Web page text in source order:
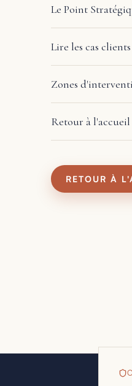
Le Point
Lire les cas clients
Zones
Retour à l'accueil
RETOUR À